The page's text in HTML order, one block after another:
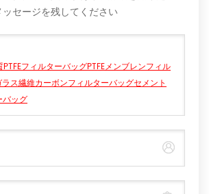
セージを残してください
フィルターバッグPTFEメンブレンフィル
ス繊維カーボンフィルターバッグセメント
バッグ